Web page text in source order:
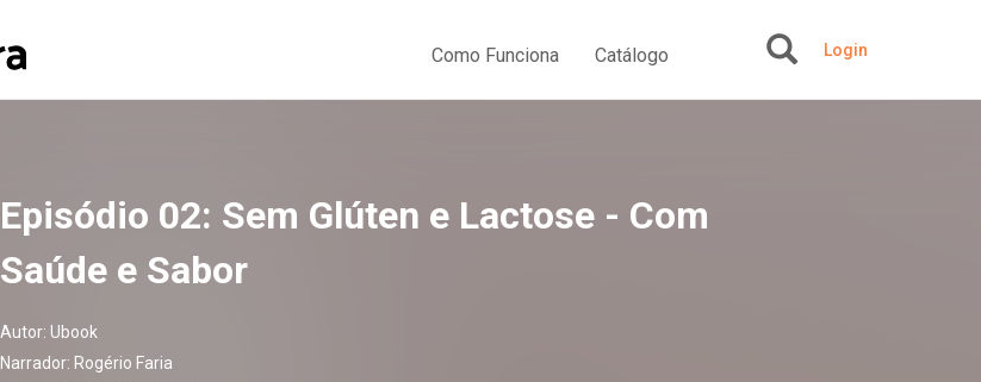
Como Funciona Catálogo Login
Episódio 02: Sem Glúten e Lactose - Com
Saúde e Sabor
Autor: Ubook
Narrador: Rogério Faria